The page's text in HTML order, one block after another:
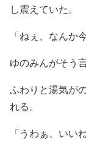
し震えていた。
「ねぇ、なんか
ゆのみんがそう
ふわりと湯気が
れる。
「うわぁ、いい